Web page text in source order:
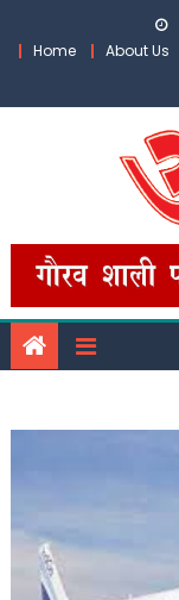
Home
About Us